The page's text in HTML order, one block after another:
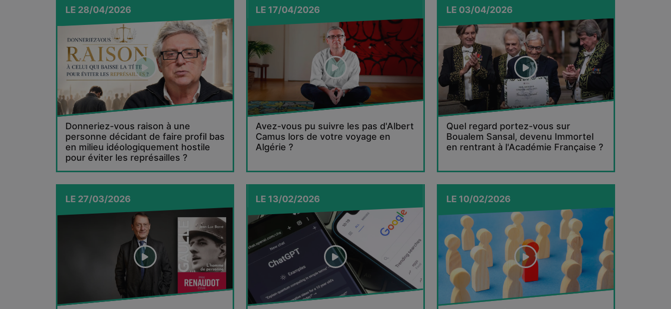
LE 28/04/2026
Donneriez-vous raison à une
personne décidant de faire profil bas
en milieu idéologiquement hostile
pour éviter les représailles ?
LE 17/04/2026
Avez-vous pu suivre les pas d'Albert
Camus lors de votre voyage en
Algérie ?
LE 03/04/2026
Quel regard portez-vous sur
Boualem Sansal, devenu Immortel
en rentrant à l'Académie Française ?
LE 27/03/2026 LE 13/02/2026 LE 10/02/2026